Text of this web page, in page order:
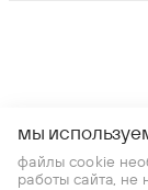
мы
файлы cookie
работы сайта, не